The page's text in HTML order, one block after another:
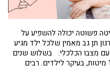
פשוטה יכולה להשפיע על
תן גב מאמין שלכל ילד מגיע
עם מצבו הכלכלי. בשלוש שנים
האחרונות, תן גב סיפקה יותר מ-1500 מיטות, בעיקר לילדים. רבים